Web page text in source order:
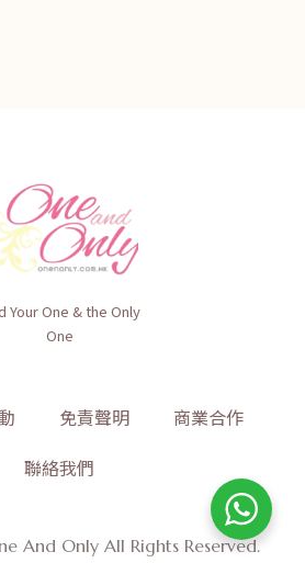
Your One & the Only
One
免責聲明
商業合作
聯絡我們
And Only All Rights Reserved.